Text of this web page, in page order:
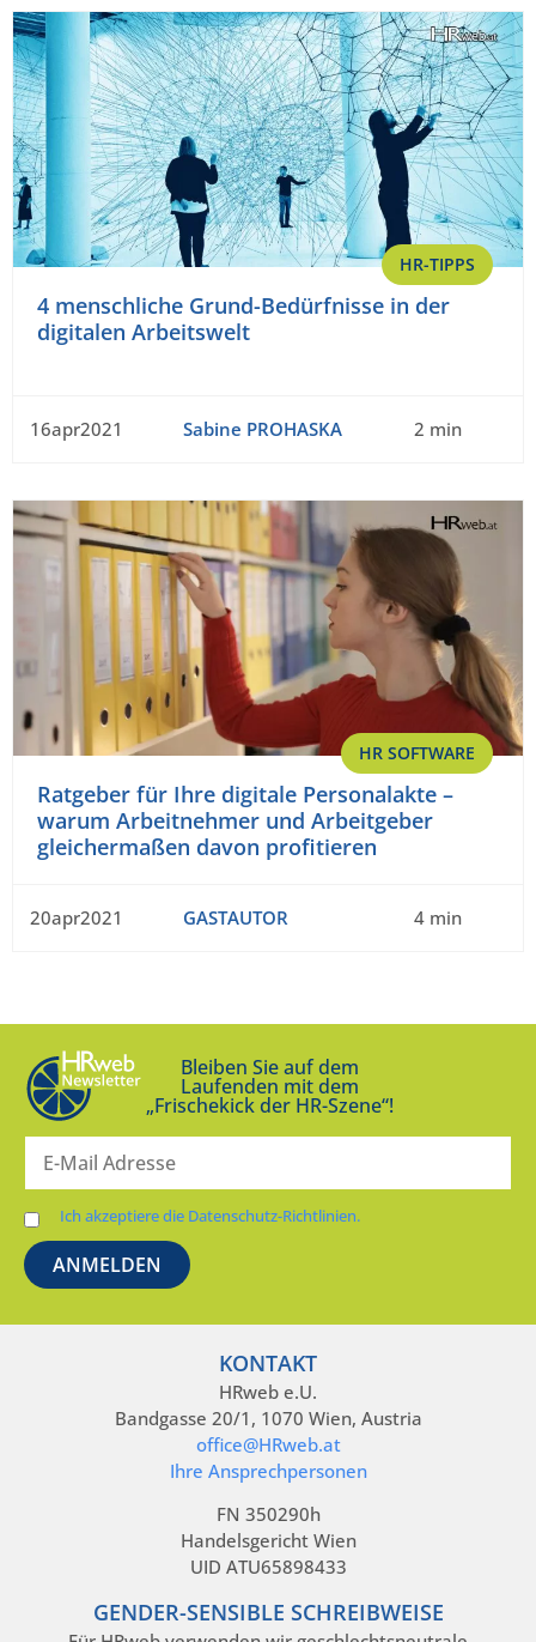
HR-TIPPS
4 menschliche Grund-Bedürfnisse in der
digitalen Arbeitswelt
16apr2021 Sabine PROHASKA 2 min
HR SOFTWARE
Ratgeber für Ihre digitale Personalakte –
warum Arbeitnehmer und Arbeitgeber
gleichermaßen davon profitieren
20apr2021 GASTAUTOR 4 min
Bleiben Sie auf dem
Laufenden mit dem
„Frischekick der HR-Szene“!
Ich akzeptiere die Datenschutz-Richtlinien.
KONTAKT
HRweb e.U.
Bandgasse 20/1, 1070 Wien, Austria
office@HRweb.at
Ihre Ansprechpersonen
FN 350290h
Handelsgericht Wien
UID ATU65898433
GENDER-SENSIBLE SCHREIBWEISE